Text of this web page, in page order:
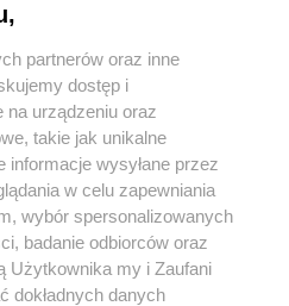
Instagram Youtube
partnerów oraz inne
dostęp i
na urządzeniu oraz
takie jak unikalne
informacje wysyłane przez
w celu zapewniania
wybór spersonalizowanych
badanie odbiorców oraz
Użytkownika my i Zaufani
dokładnych danych